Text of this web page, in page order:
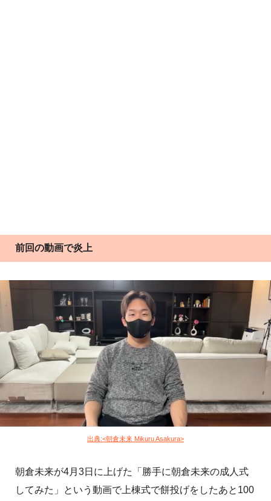
前回の動画で炎上
出典:<朝倉未来 Mikuru Asakura>
朝倉未来が4月3日に上げた「勝手に朝倉未来の成人式
してみた」という動画で上棟式で餅投げをしたあと100